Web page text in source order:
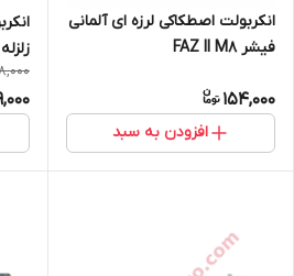
انکربولت اصطکاکی لرزه ای آلمانی
فیشر FAZ II M8
154,000
افزودن به سبد